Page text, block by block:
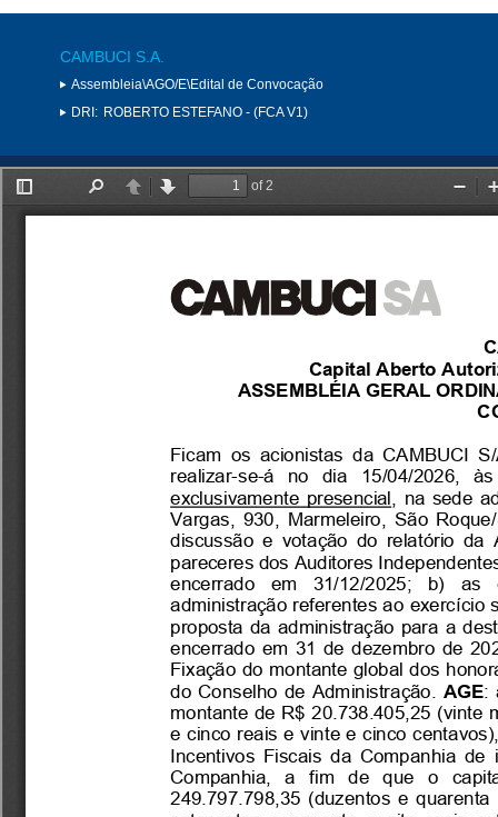
CAMBUCI S.A.
Assembleia\AGO/E\Edital de Convocação
DRI: ROBERTO ESTEFANO - (FCA V1)